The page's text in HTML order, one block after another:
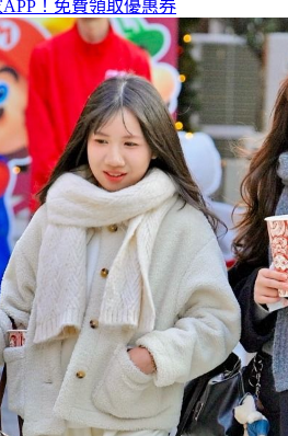
APP！免費領取優惠券